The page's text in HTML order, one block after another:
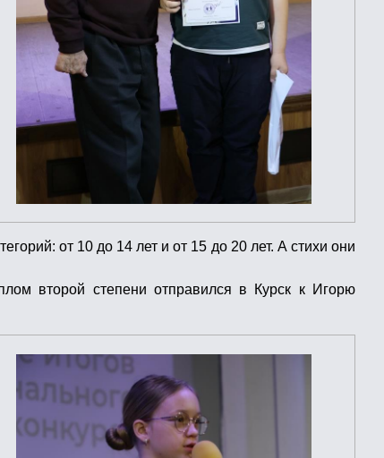
от 10 до 14 лет и от 15 до 20 лет. А стихи они
второй степени отправился в Курск к Игорю